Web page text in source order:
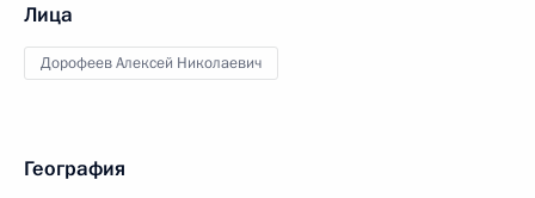
Лица
Дорофеев Алексей Николаевич
География